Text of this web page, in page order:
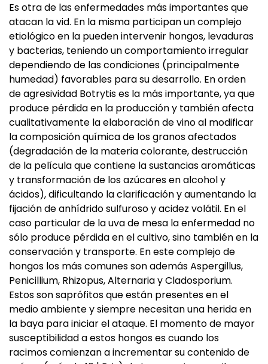
Es otra de las enfermedades más importantes que
atacan la vid. En la misma participan un complejo
etiológico en la pueden intervenir hongos, levaduras
y bacterias, teniendo un comportamiento irregular
dependiendo de las condiciones (principalmente
humedad) favorables para su desarrollo. En orden
de agresividad Botrytis es la más importante, ya que
produce pérdida en la producción y también afecta
cualitativamente la elaboración de vino al modificar
la composición química de los granos afectados
(degradación de la materia colorante, destrucción
de la película que contiene la sustancias aromáticas
y transformación de los azúcares en alcohol y
ácidos), dificultando la clarificación y aumentando la
fijación de anhídrido sulfuroso y acidez volátil. En el
caso particular de la uva de mesa la enfermedad no
sólo produce pérdida en el cultivo, sino también en la
conservación y transporte. En este complejo de
hongos los más comunes son además Aspergillus,
Penicillium, Rhizopus, Alternaria y Cladosporium.
Estos son saprófitos que están presentes en el
medio ambiente y siempre necesitan una herida en
la baya para iniciar el ataque. El momento de mayor
susceptibilidad a estos hongos es cuando los
racimos comienzan a incrementar su contenido de